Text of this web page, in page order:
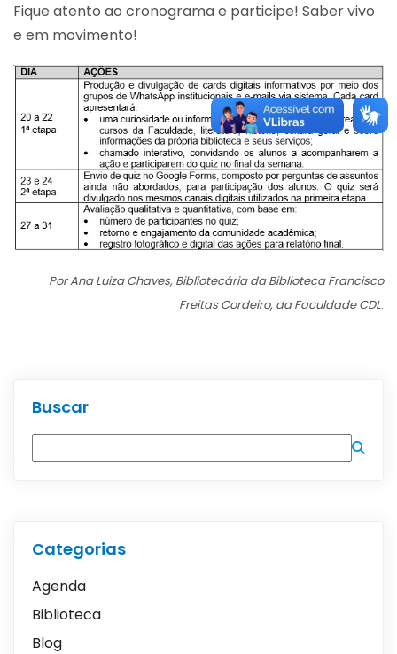
Fique atento ao cronograma e participe! Saber vivo
e em movimento!
Por Ana Luiza Chaves, Bibliotecária da Biblioteca Francisco
Freitas Cordeiro, da Faculdade CDL.
Buscar
Categorias
Agenda
Biblioteca
Blog